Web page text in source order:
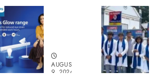
ഫോക്കസ്‌ഗ്ലോ
അവതരിപ്പിച്ചു
AUGUST
9, 2026